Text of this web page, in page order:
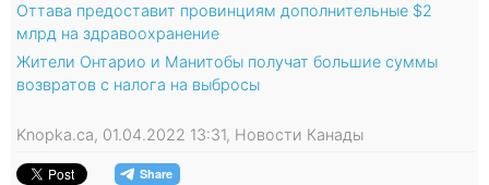
Оттава предоставит провинциям дополнительные $2
млрд на здравоохранение
Жители Онтарио и Манитобы получат большие суммы
возвратов с налога на выбросы
Knopka.ca, 01.04.2022 13:31, Новости Канады